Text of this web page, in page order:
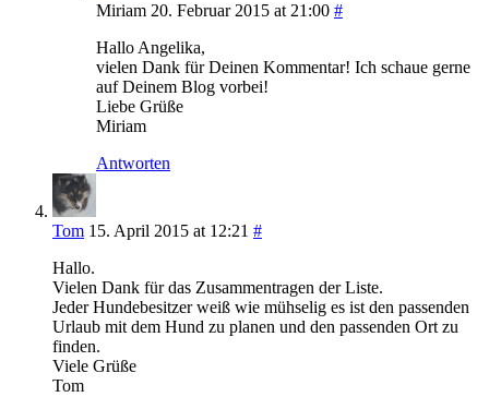
Miriam 20. Februar 2015 at 21:00 #
Hallo Angelika,
vielen Dank für Deinen Kommentar! Ich schaue gerne
auf Deinem Blog vorbei!
Liebe Grüße
Miriam
Antworten
Tom 15. April 2015 at 12:21 #
Hallo.
Vielen Dank für das Zusammentragen der Liste.
Jeder Hundebesitzer weiß wie mühselig es ist den passenden
Urlaub mit dem Hund zu planen und den passenden Ort zu
finden.
Viele Grüße
Tom